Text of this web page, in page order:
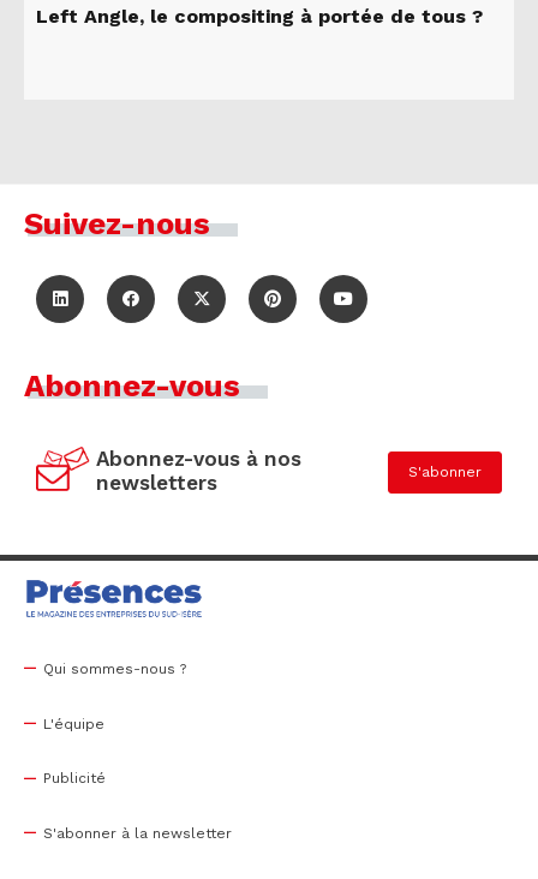
Left Angle, le compositing à portée de tous ?
Suivez-nous
Abonnez-vous
Abonnez-vous à nos
newsletters
S'abonner
Qui sommes-nous ?
L'équipe
Publicité
S'abonner à la newsletter